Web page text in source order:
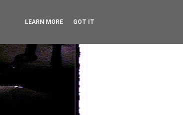
LEARN MORE GOT IT